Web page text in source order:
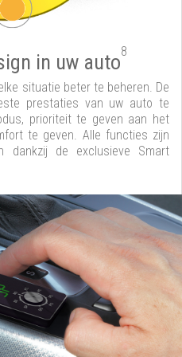
in uw auto8
situatie beter te beheren. De
prestaties van uw auto te
prioriteit te geven aan het
te geven. Alle functies zijn
dankzij de exclusieve Smart